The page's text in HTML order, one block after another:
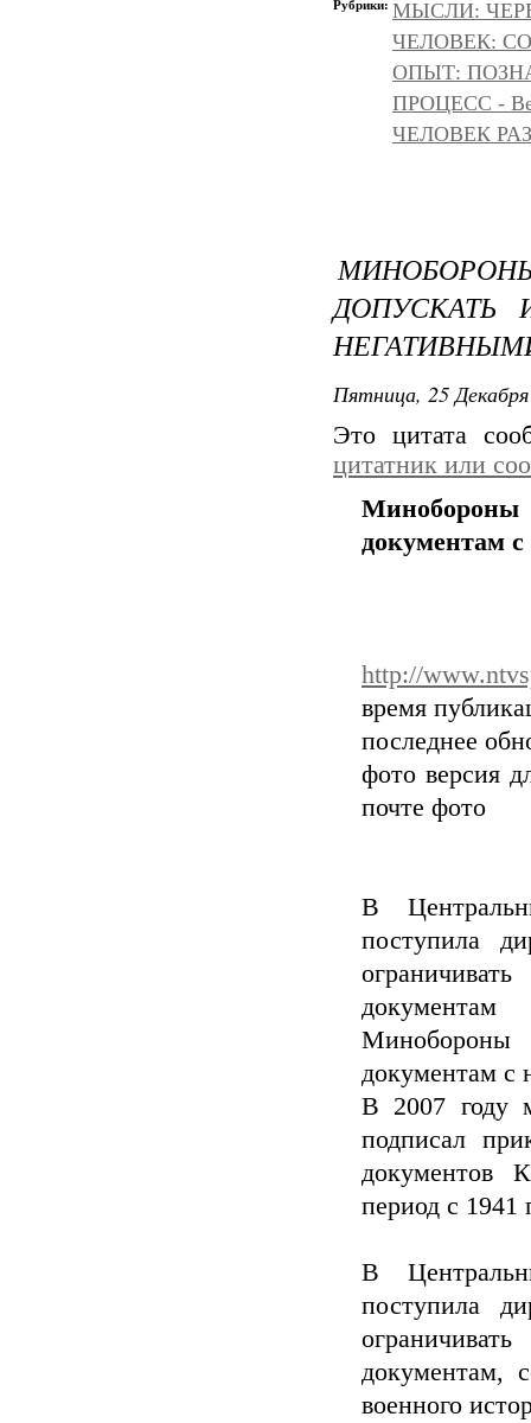
Рубрики: МЫСЛИ:
ЧЕЛОВЕК:
ОПЫТ:
ПРОЦЕСС -
ЧЕЛОВЕК
ДОПУСКАТЬ
Пятница, 25
Это цитата
цитатник или
Минобороны
документам
http://
время
последнее
фото версия
почте фото
В
поступила
документам
Минобороны
документам с
В 2007 году
подписал
документов
период с 1941
В
поступила
документам,
военного